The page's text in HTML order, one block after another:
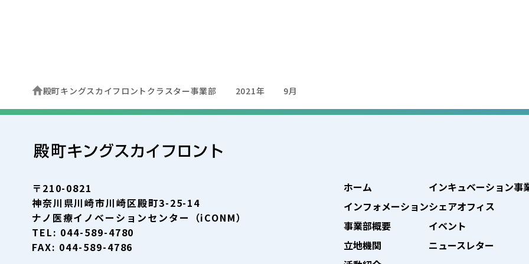
殿町キングスカイフロントクラスター事業部 2021年 9月
〒210-0821
神奈川県川崎市川崎区殿町3-25-14
ナノ医療イノベーションセンター（iCONM）
TEL: 044-589-4780
FAX: 044-589-4786
ホーム
インフォメーション
事業部概要
立地機関
インキュベーション事
シェアオフィス
イベント
ニュースレター